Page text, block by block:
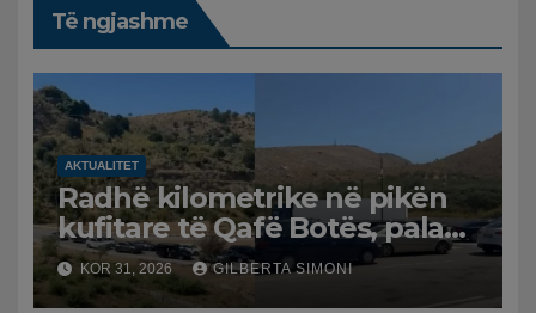
Të ngjashme
AKTUALITET
Radhë kilometrike në pikën
kufitare të Qafë Botës, pala
greke raporton defekt në
sistem, qytetarët mbeten të
KOR 31, 2026 GILBERTA SIMONI